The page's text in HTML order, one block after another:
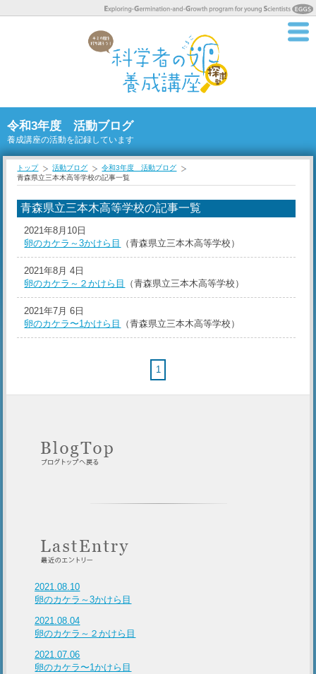
令和3年度 活動ブログ
養成講座の活動を記録しています
トップ 活動ブログ
令和3年度 活動ブログ
青森県立三本木高等学校の記事一覧
青森県立三本木高等学校の記事一覧
2021年8月10日
卵のカケラ～3かけら目
（青森県立三本木高等学校）
2021年8月 4日
卵のカケラ～２かけら目
（青森県立三本木高等学校）
2021年7月 6日
卵のカケラ〜1かけら目
（青森県立三本木高等学校）
1
2021.08.10
卵のカケラ～3かけら目
2021.08.04
卵のカケラ～２かけら目
2021.07.06
卵のカケラ〜1かけら目